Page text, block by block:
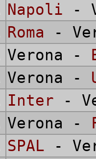
Napoli -
Roma -
Verona -
Verona -
Inter -
Verona -
SPAL -